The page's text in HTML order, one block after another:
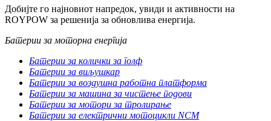
Добијте го најновиот напредок, увиди и активности на
ROYPOW за решенија за обновлива енергија.
Батерии за моторна енергија
Батерии за колички за голф
Батерии за виљушкар
Батерии за воздушна работна платформа
Батерии за машина за чистење подови
Батерии за мотори за тролирање
Батерии за електрични мотоцикли NCM